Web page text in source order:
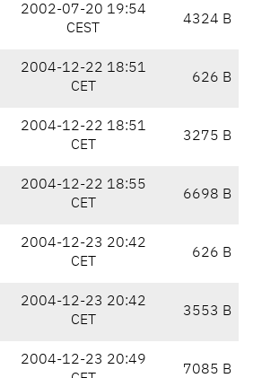
2002-07-20 19:54
CEST
4324 B
2004-12-22 18:51
CET
626 B
2004-12-22 18:51
CET
3275 B
2004-12-22 18:55
CET
6698 B
2004-12-23 20:42
CET
626 B
2004-12-23 20:42
CET
3553 B
2004-12-23 20:49
7085 B